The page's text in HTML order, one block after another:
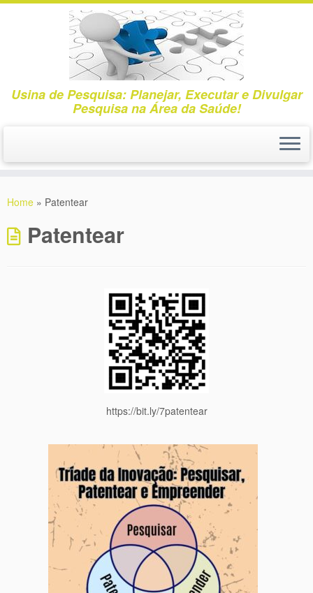
Usina de Pesquisa: Planejar, Executar e Divulgar
Pesquisa na Área da Saúde!
Home » Patentear
Patentear
https://bit.ly/7patentear